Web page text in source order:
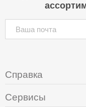
Справка
Сервисы